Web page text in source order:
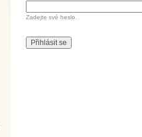
Zadejte své heslo.